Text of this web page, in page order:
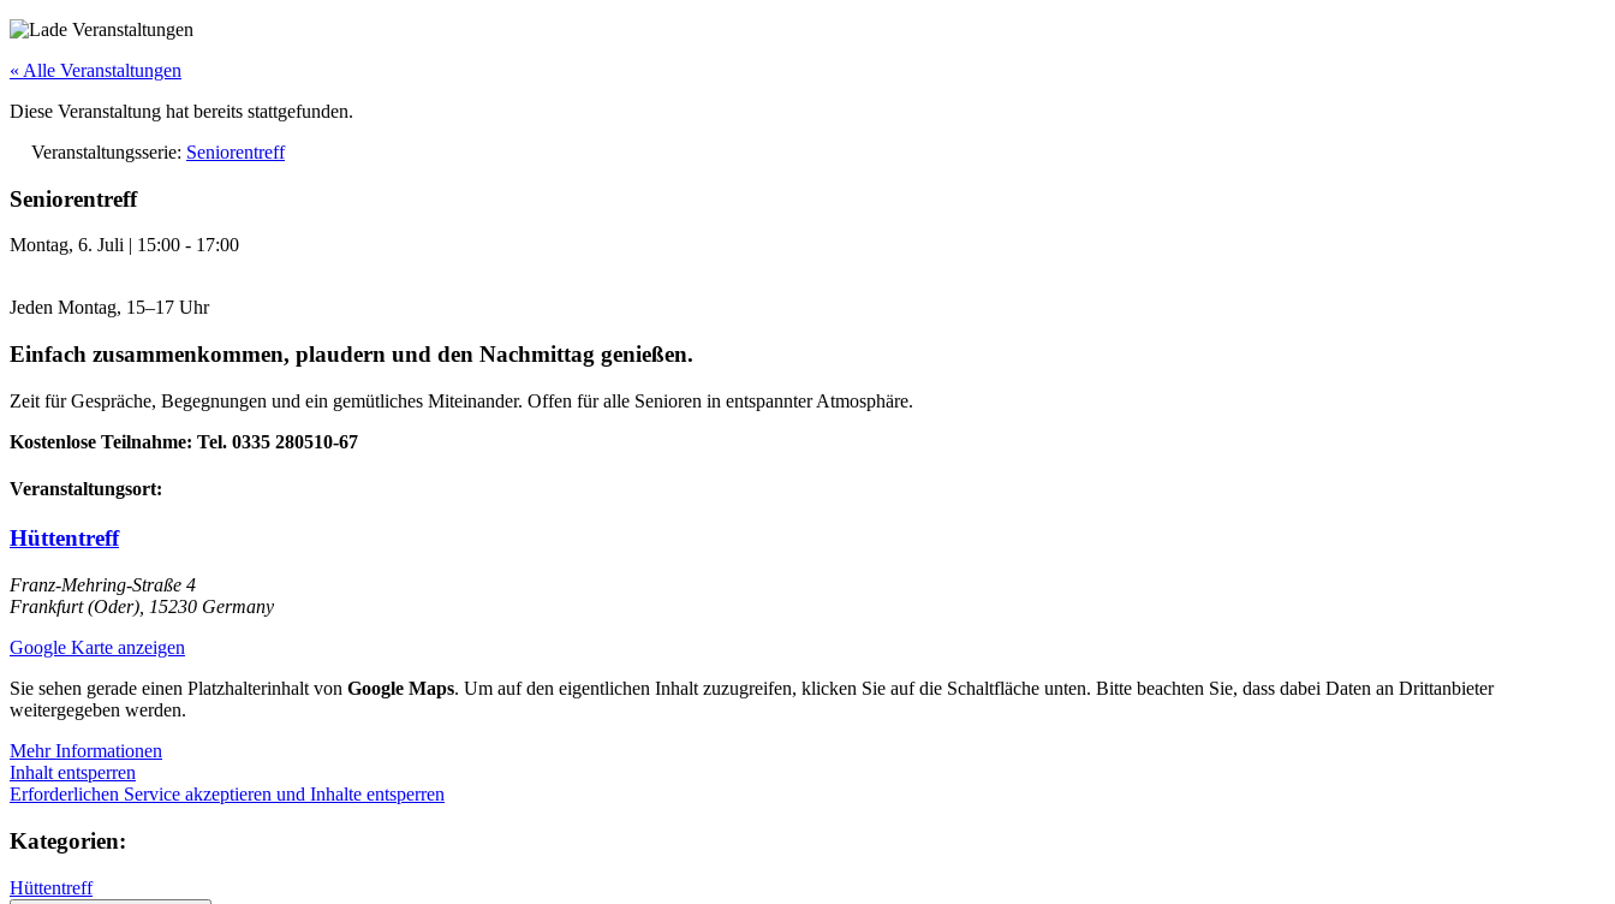
« Alle Veranstaltungen
Diese Veranstaltung hat bereits stattgefunden.
Veranstaltungsserie: Seniorentreff
Seniorentreff
Montag, 6. Juli | 15:00 - 17:00
Jeden Montag, 15–17 Uhr
Einfach zusammenkommen, plaudern und den Nachmittag genießen.
Zeit für Gespräche, Begegnungen und ein gemütliches Miteinander. Offen für alle Senioren in entspannter Atmosphäre.
Kostenlose Teilnahme: Tel. 0335 280510‑67
Veranstaltungsort:
Hüttentreff
Franz-Mehring-Straße 4
Frankfurt (Oder) 15230 Germany
Google Karte anzeigen
Sie sehen gerade einen Platzhalterinhalt von Google Maps. Um auf den eigentlichen Inhalt zuzugreifen, klicken Sie auf die Schaltfläche unten. Bitte beachten Sie, dass dabei Daten an Drittanbieter
weitergegeben werden.
Mehr Informationen
Inhalt entsperren
Erforderlichen Service akzeptieren und Inhalte entsperren
Kategorien:
Hüttentreff